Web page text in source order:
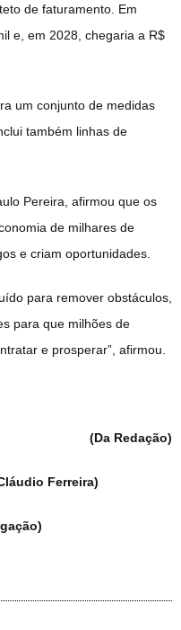
de faturamento. Em
e, em 2028, chegaria a R$
um conjunto de medidas
também linhas de
Pereira, afirmou que os
de milhares de
e criam oportunidades.
para remover obstáculos,
para que milhões de
e prosperar”, afirmou.
(Da Redação)
Ferreira)